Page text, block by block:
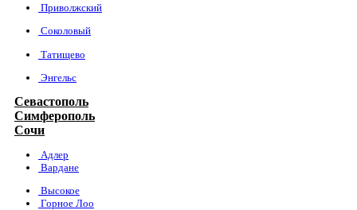
Приволжский
Соколовый
Татищево
Энгельс
Севастополь
Симферополь
Сочи
Адлер
Вардане
Высокое
Горное Лоо